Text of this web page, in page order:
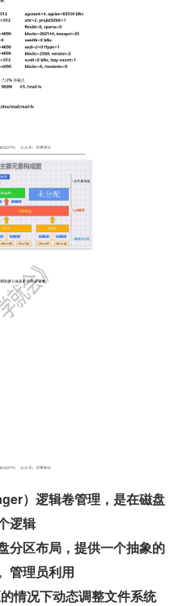
）逻辑卷管理，是在磁盘
逻辑
分区布局，提供一个抽象的
管理员利用
情况下动态调整文件系统